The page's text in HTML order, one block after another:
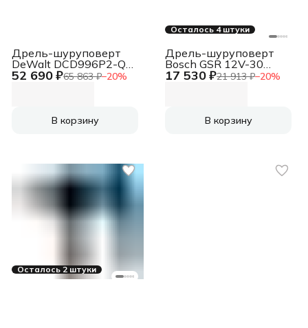
52 690 ₽65 863 ₽−20%
Дрель-шуруповерт
DeWalt DCD996P2-QW
аккум.
В корзину
Осталось 4 штуки
17 530 ₽21 913 ₽−20%
Дрель-шуруповерт
Bosch GSR 12V-30
аккум.
В корзину
Осталось 2 штуки